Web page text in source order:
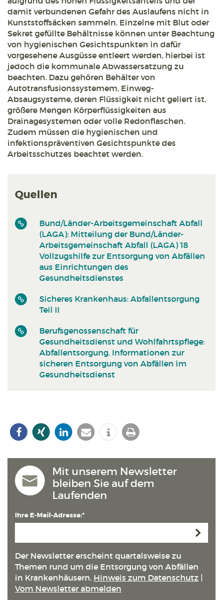
damit verbundenen Gefahr des Auslaufens nicht in
Kunststoffsäcken sammeln. Einzelne mit Blut oder
Sekret gefüllte Behältnisse können unter Beachtung
von hygienischen Gesichtspunkten in dafür
vorgesehene Ausgüsse entleert werden, hierbei ist
jedoch die kommunale Abwassersatzung zu
beachten. Dazu gehören Behälter von
Autotransfusionssystemem, Einweg-
Absaugsysteme, deren Flüssigkeit nicht geliert ist,
größere Mengen Körperflüssigkeiten aus
Drainagesystemen oder volle Redonflaschen.
Zudem müssen die hygienischen und
infektionspräventiven Gesichtspunkte des
Arbeitsschutzes beachtet werden.
Quellen
Bund/Länder-Arbeitsgemeinschaft Abfall
(LAGA): Mitteilung der Bund/Länder-
Arbeitsgemeinschaft Abfall (LAGA) 18
Vollzugshilfe zur Entsorgung von Abfällen
aus Einrichtungen des
Gesundheitsdienstes
Sicheres Krankenhaus: Abfallentsorgung
Teil II
Berufsgenossenschaft für
Gesundheitsdienst und Wohlfahrtspflege:
Abfallentsorgung. Informationen zur
sicheren Entsorgung von Abfällen im
Gesundheitsdienst
Mit unserem Newsletter
bleiben Sie auf dem
Laufenden
Ihre E-Mail-Adresse:*
Der Newsletter erscheint quartals­weise zu
Themen rund um die Entsorgung von Abfällen
in Kranken­häusern. Hinweis zum Datenschutz
Vom Newsletter abmelden